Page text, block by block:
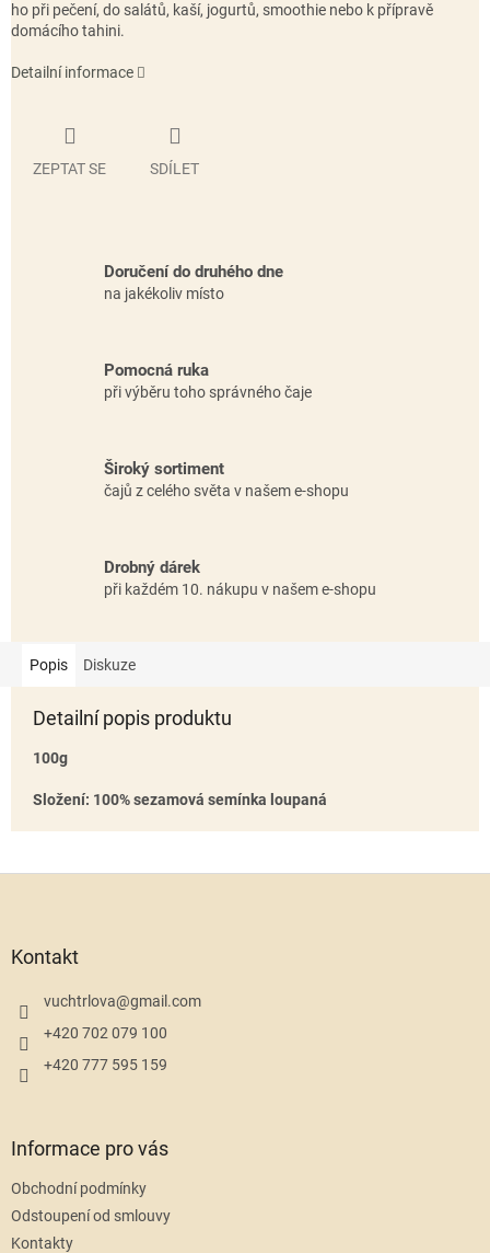
ho při pečení, do salátů, kaší, jogurtů, smoothie nebo k přípravě
domácího tahini.
Detailní informace
ZEPTAT SE SDÍLET
Doručení do druhého dne
na jakékoliv místo
Pomocná ruka
při výběru toho správného čaje
Široký sortiment
čajů z celého světa v našem e-shopu
Drobný dárek
při každém 10. nákupu v našem e-shopu
Popis Diskuze
Detailní popis produktu
100g
Složení: 100% sezamová semínka loupaná
Kontakt
vuchtrlova@gmail.com
+420 702 079 100
+420 777 595 159
Informace pro vás
Obchodní podmínky
Odstoupení od smlouvy
Kontakty